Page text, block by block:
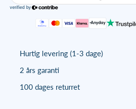
Hurtig levering (1-3 dage)
2 års garanti
100 dages returret